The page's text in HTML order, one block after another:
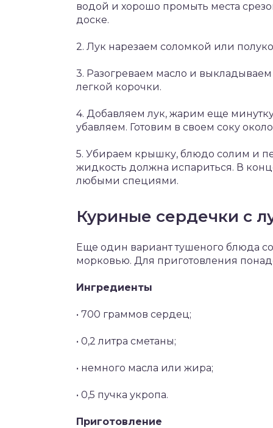
водой и хорошо промыть места
доске.
2. Лук нарезаем соломкой или
3. Разогреваем масло и
легкой корочки.
4. Добавляем лук, жарим еще
убавляем. Готовим в своем соку
5. Убираем крышку, блюдо солим и
жидкость должна испариться. В
любыми специями.
Куриные сердечки с
Еще один вариант тушеного блюда
морковью. Для приготовления
Ингредиенты
• 700 граммов сердец;
• 0,2 литра сметаны;
• немного масла или жира;
• 0,5 пучка укропа.
Приготовление